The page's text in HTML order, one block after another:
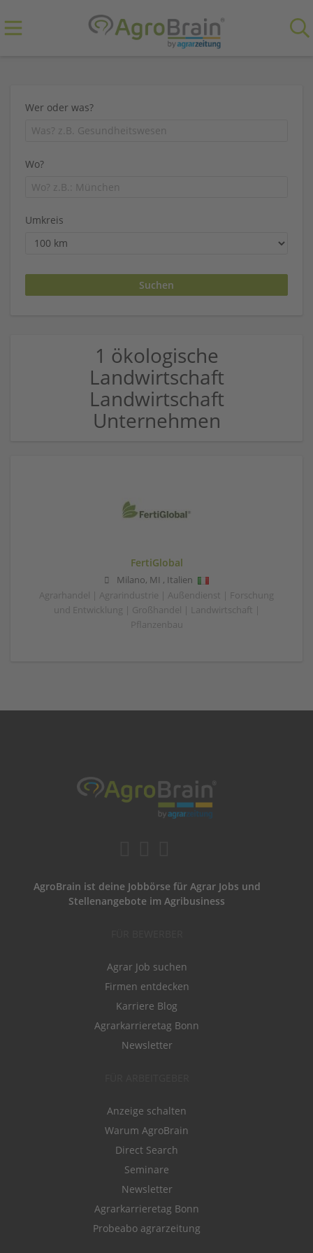
Wer oder was?
Wo?
Umkreis
1 ökologische
Landwirtschaft
Landwirtschaft
Unternehmen
FertiGlobal
Milano, MI , Italien
Agrarhandel | Agrarindustrie | Außendienst | Forschung
und Entwicklung | Großhandel | Landwirtschaft |
Pflanzenbau
AgroBrain ist deine Jobbörse für Agrar Jobs und
Stellenangebote im Agribusiness
Agrar Job suchen
Firmen entdecken
Karriere Blog
Agrarkarrieretag Bonn
Newsletter
Anzeige schalten
Warum AgroBrain
Direct Search
Seminare
Newsletter
Agrarkarrieretag Bonn
Probeabo agrarzeitung